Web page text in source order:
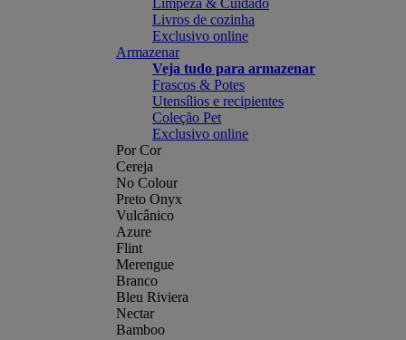
Limpeza & Cuidado
Livros de cozinha
Exclusivo online
Armazenar
Veja tudo para armazenar
Frascos & Potes
Utensílios e recipientes
Coleção Pet
Exclusivo online
Por Cor
Cereja
No Colour
Preto Onyx
Vulcânico
Azure
Flint
Merengue
Branco
Bleu Riviera
Nectar
Bamboo